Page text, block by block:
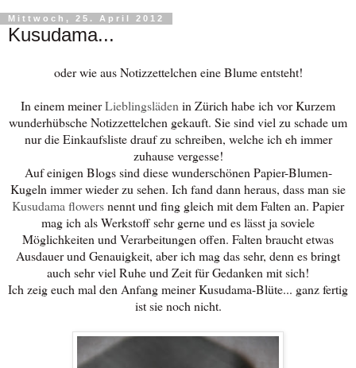
Mittwoch, 25. April 2012
Kusudama...
oder wie aus Notizzettelchen eine Blume entsteht!
In einem meinerLieblingslädenin Zürich habe ich vor Kurzem
wunderhübsche Notizzettelchen gekauft. Sie sind viel zu schade um
nur die Einkaufsliste drauf zu schreiben, welche ich eh immer
zuhause vergesse!
Auf einigen Blogs sind diese wunderschönen Papier-Blumen-
Kugeln immer wieder zu sehen. Ich fand dann heraus, dass man sie
Kusudama flowersnennt und fing gleich mit dem Falten an. Papier
mag ich als Werkstoff sehr gerne und es lässt ja soviele
Möglichkeiten und Verarbeitungen offen. Falten braucht etwas
Ausdauer und Genauigkeit, aber ich mag das sehr, denn es bringt
auch sehr viel Ruhe und Zeit für Gedanken mit sich!
Ich zeig euch mal den Anfang meiner Kusudama-Blüte... ganz fertig
ist sie noch nicht.